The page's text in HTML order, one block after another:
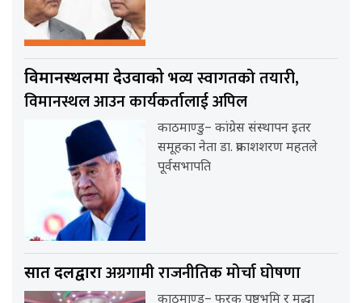
विमानस्थलमा देउवाकोभव्य स्वागतको तयारी,
विमानस्थल आउन कार्यकर्तालाई अपिल
काठमाण्डु– कांग्रेस संस्थापन इतर
समूहका नेता डा. प्रकाशशरण महतले
पूर्वसभापति
सात दलद्वाराअग्रगामी राजनीतिक मोर्चा घोषणा